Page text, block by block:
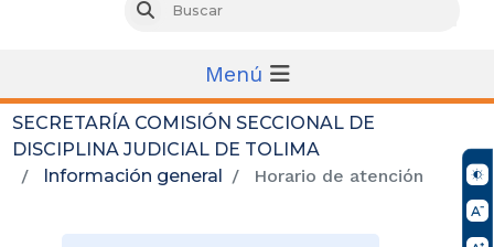
Buscar
Menú
SECRETARÍA COMISIÓN SECCIONAL DE
DISCIPLINA JUDICIAL DE TOLIMA
Información general
Horario de atención